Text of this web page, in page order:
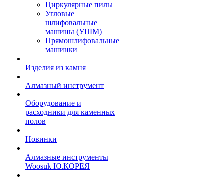
Циркулярные пилы
Угловые
шлифовальные
машины (УШМ)
Прямошлифовальные
машинки
Изделия из камня
Алмазный инструмент
Оборудование и
расходники для каменных
полов
Новинки
Алмазные инструменты
Woosuk Ю.КОРЕЯ